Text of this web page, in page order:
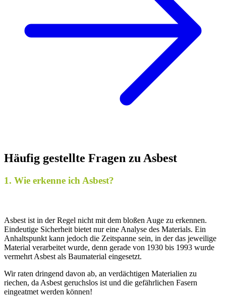
Häufig gestellte Fragen zu Asbest
1. Wie erkenne ich Asbest?
Asbest ist in der Regel nicht mit dem bloßen Auge zu erkennen.
Eindeutige Sicherheit bietet nur eine Analyse des Materials. Ein
Anhaltspunkt kann jedoch die Zeitspanne sein, in der das jeweilige
Material verarbeitet wurde, denn gerade von 1930 bis 1993 wurde
vermehrt Asbest als Baumaterial eingesetzt.
Wir raten dringend davon ab, an verdächtigen Materialien zu
riechen, da Asbest geruchslos ist und die gefährlichen Fasern
eingeatmet werden können!